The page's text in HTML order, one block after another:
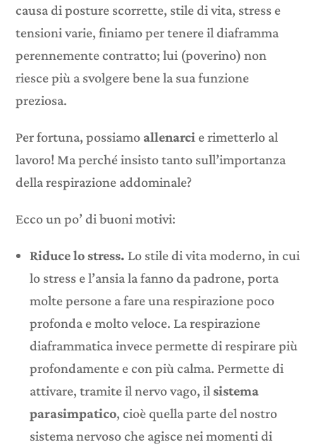
causa di posture scorrette, stile di vita, stress e
tensioni varie, finiamo per tenere il diaframma
perennemente contratto; lui (poverino) non
riesce più a svolgere bene la sua funzione
preziosa.
Per fortuna, possiamoallenarci e rimetterlo al
lavoro! Ma perché insisto tanto sull’importanza
della respirazione addominale?
Ecco un po’ di buoni motivi:
Riduce lo stress. Lo stile di vita moderno, in cui
lo stress e l’ansia la fanno da padrone, porta
molte persone a fare una respirazione poco
profonda e molto veloce. La respirazione
diaframmatica invece permette di respirare più
profondamente e con più calma. Permette di
attivare, tramite il nervo vago, ilsistema
parasimpatico, cioè quella parte del nostro
sistema nervoso che agisce nei momenti di